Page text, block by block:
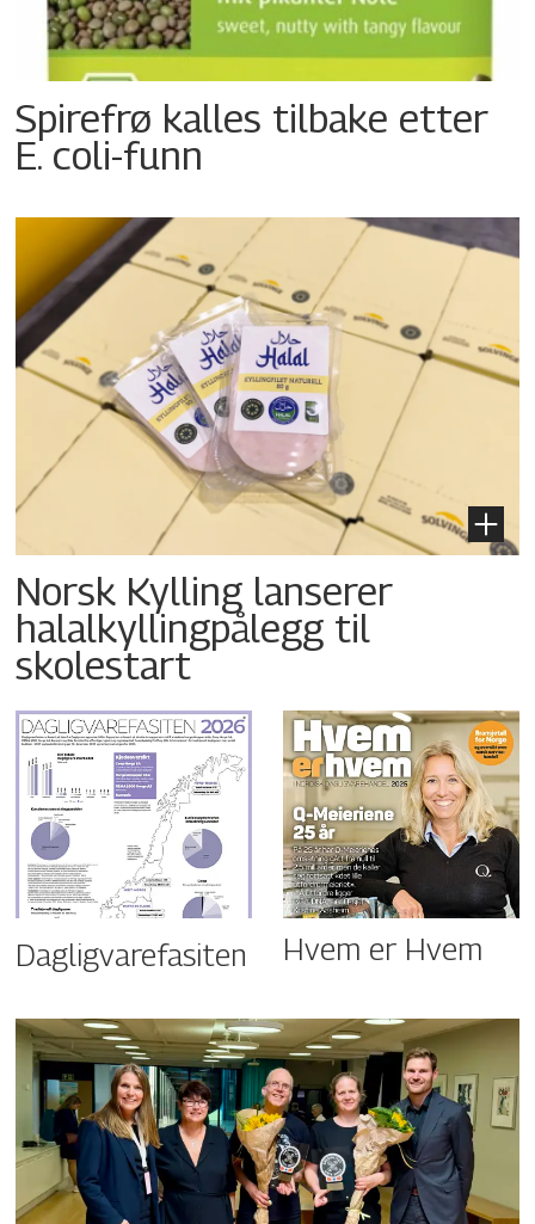
Spirefrø kalles tilbake etter
E. coli-funn
Norsk Kylling lanserer
halalkyllingpålegg til
skolestart
Dagligvarefasiten Hvem er Hvem